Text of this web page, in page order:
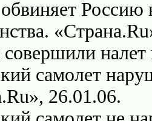
совершили
самолет
26.01.06.